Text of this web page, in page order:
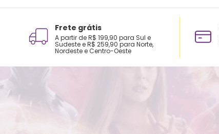
Frete grátis
A partir de R$ 199,90 para Sul e
Sudeste e R$ 259,90 para Norte,
Nordeste e Centro-Oeste